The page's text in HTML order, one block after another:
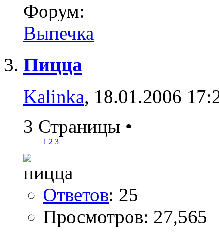
Форум:
Выпечка
Пицца
Kalinka, 18.01.2006
3 Страницы •
1 2 3
Ответов: 25
Просмотров: 27,565